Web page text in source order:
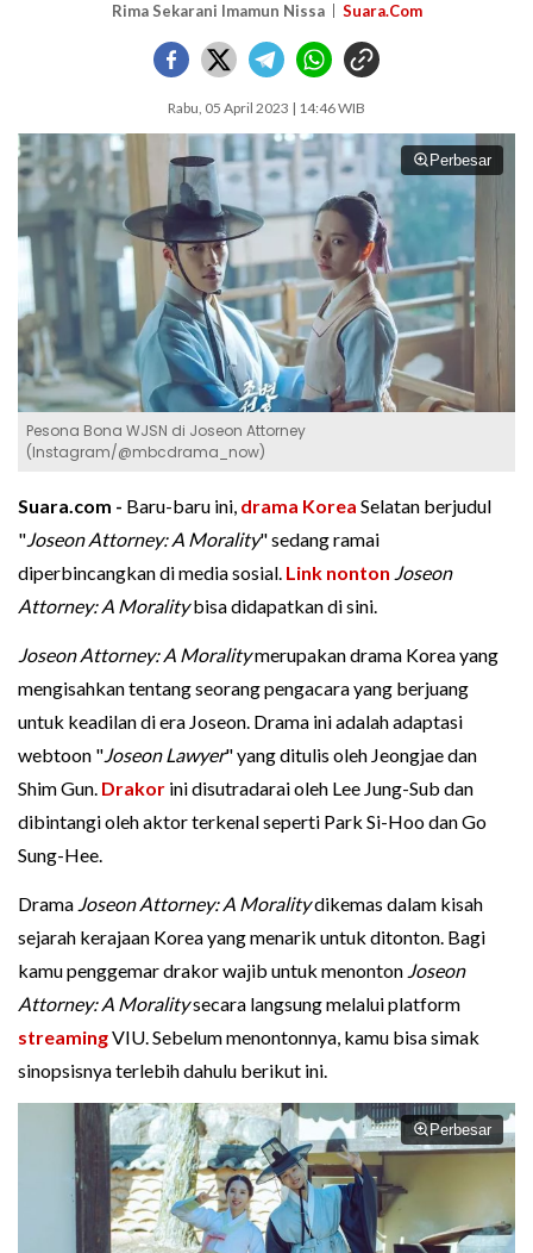
Rima Sekarani Imamun Nissa Suara.Com
Rabu, 05 April 2023 | 14:46 WIB
Perbesar
Pesona Bona WJSN di Joseon Attorney
(Instagram/@mbcdrama_now)
Suara.com - Baru-baru ini, drama Korea Selatan berjudul
"Joseon Attorney: A Morality" sedang ramai
diperbincangkan di media sosial. Link nonton Joseon
Attorney: A Moralitybisa didapatkan di sini.
Joseon Attorney: A Moralitymerupakan drama Korea yang
mengisahkan tentang seorang pengacara yang berjuang
untuk keadilan di era Joseon. Drama ini adalah adaptasi
webtoon "Joseon Lawyer" yang ditulis oleh Jeongjae dan
Shim Gun. Drakor ini disutradarai oleh Lee Jung-Sub dan
dibintangi oleh aktor terkenal seperti Park Si-Hoo dan Go
Sung-Hee.
Drama Joseon Attorney: A Moralitydikemas dalam kisah
sejarah kerajaan Korea yang menarik untuk ditonton. Bagi
kamu penggemar drakor wajib untuk menonton Joseon
Attorney: A Moralitysecara langsung melalui platform
streamingVIU. Sebelum menontonnya, kamu bisa simak
sinopsisnya terlebih dahulu berikut ini.
Perbesar